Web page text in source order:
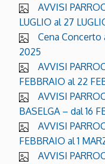
AVVISI
LUGLIO al 27
Cena Concerto
2025
AVVISI
FEBBRAIO al 22
AVVISI
BASELGA – dal 16
AVVISI
FEBBRAIO al 1
AVVISI